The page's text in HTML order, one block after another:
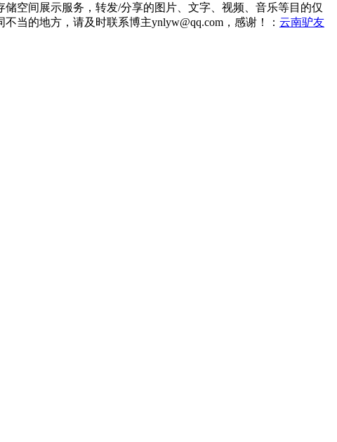
空间展示服务，转发/分享的图片、文字、视频、音乐等目的仅
当的地方，请及时联系博主ynlyw@qq.com，感谢！： 云南驴友